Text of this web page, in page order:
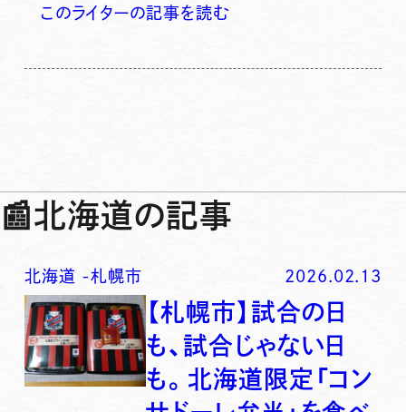
このライターの記事を読む
📰北海道の記事
北海道 -札幌市 2026.02.13
【札幌市】試合の日
も、試合じゃない日
も。北海道限定「コン